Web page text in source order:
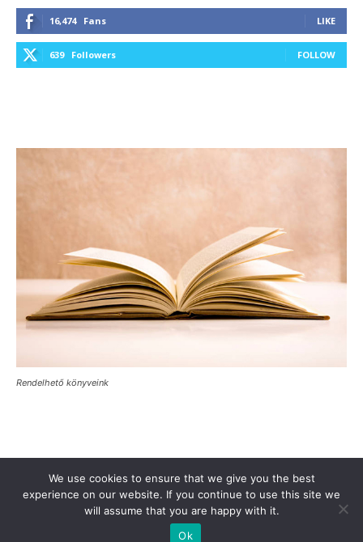
16,474 Fans LIKE
639 Followers FOLLOW
Rendelhető könyveink
Támogasd a Türkinfót! Kiadványaink
Médiaajánlat
Impresszum
Adatkezelési Tájékoztató ÁSZF
Alapítvány
Rólunk
Kapcsolat
We use cookies to ensure that we give you the best
experience on our website. If you continue to use this site we
will assume that you are happy with it.
Ok